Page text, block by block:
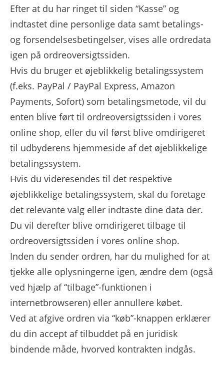
Efter at du har ringet til siden “Kasse” og
indtastet dine personlige data samt betalings-
og forsendelsesbetingelser, vises alle ordredata
igen på ordreoversigtssiden.
Hvis du bruger et øjeblikkelig betalingssystem
(f.eks. PayPal / PayPal Express, Amazon
Payments, Sofort) som betalingsmetode, vil du
enten blive ført til ordreoversigtssiden i vores
online shop, eller du vil først blive omdirigeret
til udbyderens hjemmeside af det øjeblikkelige
betalingssystem.
Hvis du videresendes til det respektive
øjeblikkelige betalingssystem, skal du foretage
det relevante valg eller indtaste dine data der.
Du vil derefter blive omdirigeret tilbage til
ordreoversigtssiden i vores online shop.
Inden du sender ordren, har du mulighed for at
tjekke alle oplysningerne igen, ændre dem (også
ved hjælp af “tilbage”-funktionen i
internetbrowseren) eller annullere købet.
Ved at afgive ordren via “køb”-knappen erklærer
du din accept af tilbuddet på en juridisk
bindende måde, hvorved kontrakten indgås.